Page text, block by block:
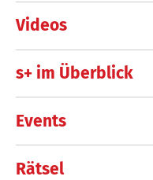
Videos
s+ im Überblick
Events
Rätsel